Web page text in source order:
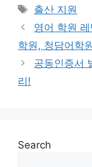
Tags
출산 지원
영어 학원
학원, 청담어학
공동인증서
리!
Search